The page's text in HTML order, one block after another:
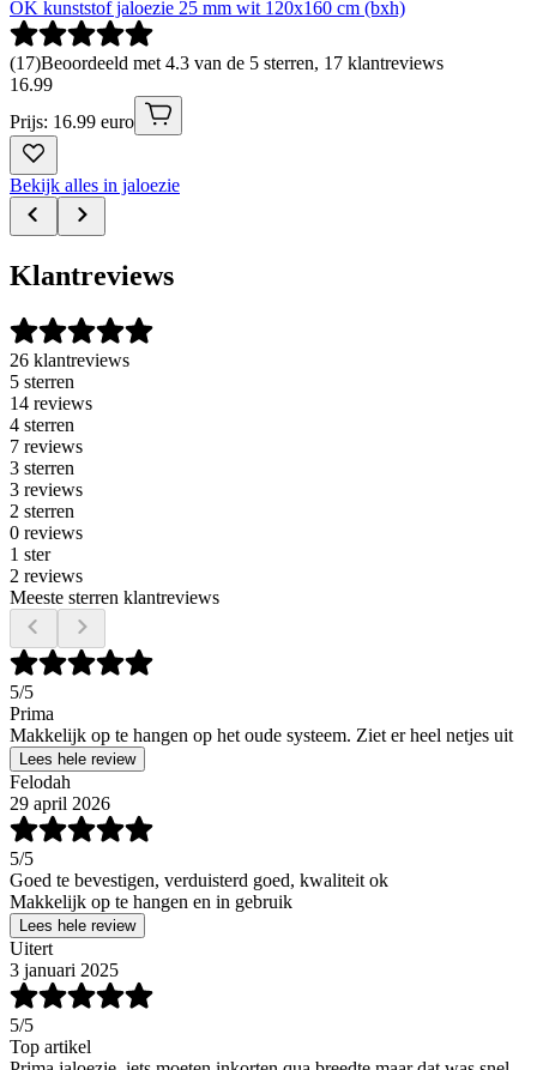
OK kunststof jaloezie 25 mm wit 120x160 cm (bxh)
(17)Beoordeeld met 4.3 van de 5 sterren, 17 klantreviews
16.99
Prijs: 16.99 euro
Bekijk alles in jaloezie
Klantreviews
26 klantreviews
5 sterren
14 reviews
4 sterren
7 reviews
3 sterren
3 reviews
2 sterren
0 reviews
1 ster
2 reviews
Meeste sterren klantreviews
5/5
Prima
Makkelijk op te hangen op het oude systeem. Ziet er heel netjes uit
Lees hele review
Felodah
29 april 2026
5/5
Goed te bevestigen, verduisterd goed, kwaliteit ok
Makkelijk op te hangen en in gebruik
Lees hele review
Uitert
3 januari 2025
5/5
Top artikel